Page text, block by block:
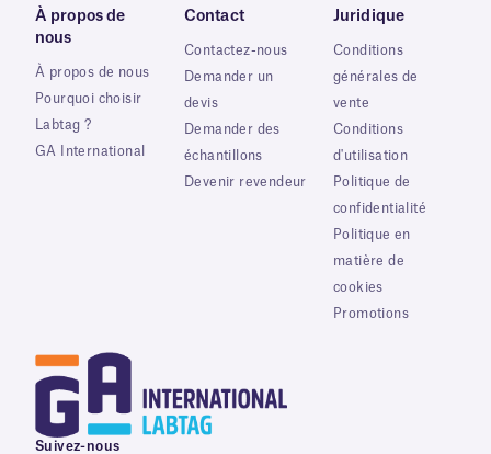
À propos de
nous
À propos de nous
Pourquoi choisir
Labtag ?
GA International
Contact
Contactez-nous
Demander un
devis
Demander des
échantillons
Devenir revendeur
Juridique
Conditions
générales de
vente
Conditions
d'utilisation
Politique de
confidentialité
Politique en
matière de
cookies
Promotions
Suivez-nous